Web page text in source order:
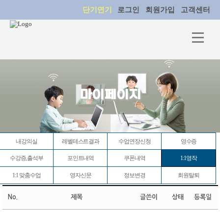
단기연기 로그인 회원가입 고객센터
마이페이지
내강의실 레벨테스트결과 수업연장신청 영수증
수강증,출석부 포인트내역 쿠폰내역 1:1영작
1:1 맞춤수업 영자신문 정보변경 회원탈퇴
No. 제목 글쓴이 상태 등록일